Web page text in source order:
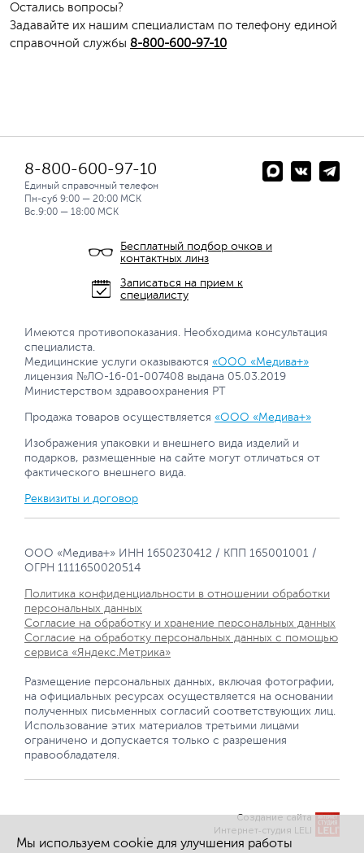
Остались вопросы?
Задавайте их нашим специалистам по телефону единой
справочной службы 8-800-600-97-10
8-800-600-97-10
Единый справочный телефон
Пн-суб 9:00 — 20:00 МСК
Вс.9:00 — 18:00 МСК
Бесплатный подбор очков и
контактных линз
Записаться на прием к
специалисту
Имеются противопоказания. Необходима консультация
специалиста.
Медицинские услуги оказываются «ООО «Медива+»
лицензия №ЛО-16-01-007408 выдана 05.03.2019
Министерством здравоохранения РТ
Продажа товаров осуществляется «ООО «Медива+»
Изображения упаковки и внешнего вида изделий и
подарков, размещенные на сайте могут отличаться от
фактического внешнего вида.
Реквизиты и договор
ООО «Медива+» ИНН 1650230412 / КПП 165001001 /
ОГРН 1111650020514
Политика конфиденциальности в отношении обработки
персональных данных
Согласие на обработку и хранение персональных данных
Согласие на обработку персональных данных с помощью
сервиса «Яндекс.Метрика»
Размещение персональных данных, включая фотографии,
на официальных ресурсах осуществляется на основании
полученных письменных согласий соответствующих лиц.
Использование этих материалов третьими лицами
ограничено и допускается только с разрешения
правообладателя.
Создание сайта
Интернет-студия LELI
Мы используем cookie для улучшения работы